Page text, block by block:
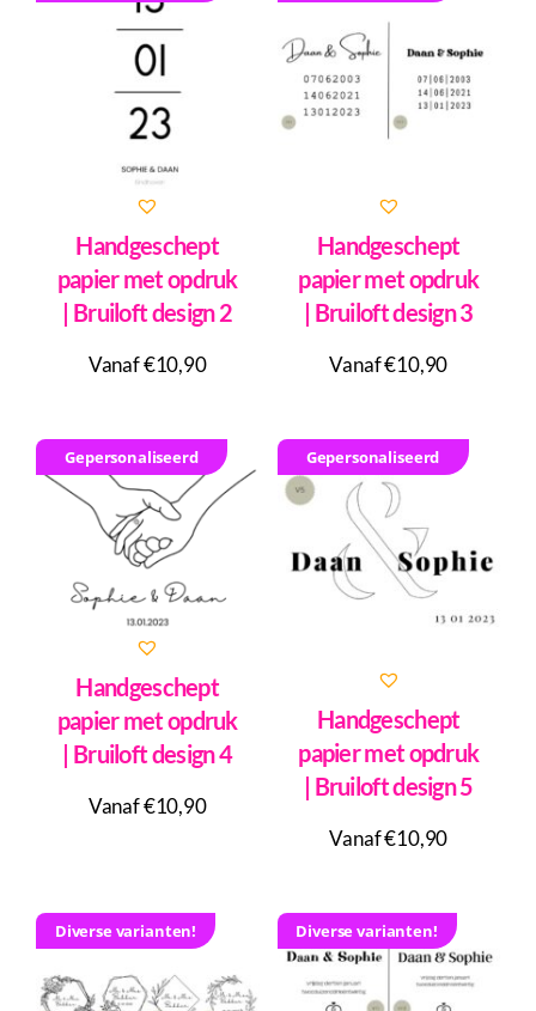
Handgeschept
papier met opdruk
| Bruiloft design 2
Vanaf €10,90
Handgeschept
papier met opdruk
| Bruiloft design 3
Vanaf €10,90
Gepersonaliseerd
Handgeschept
papier met opdruk
| Bruiloft design 4
Vanaf €10,90
Gepersonaliseerd
Handgeschept
papier met opdruk
| Bruiloft design 5
Vanaf €10,90
Diverse varianten! Diverse varianten!